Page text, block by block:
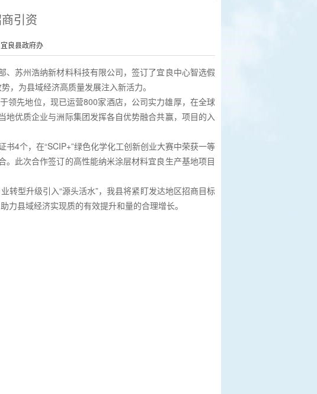
引资
良县政府办
苏州浩纳新材料科技有限公司，签订了宜良中心智选假
，为县域经济高质量发展注入新活力。
领先地位，现已运营800家酒店，公司实力雄厚，在全球
优质企业与洲际集团发挥各自优势融合共赢，项目的入
4个，在“SCIP+”绿色化学化工创新创业大赛中荣获一等
此次合作签订的高性能纳米涂层材料宜良生产基地项目
转型升级引入“源头活水”，我县将紧盯发达地区招商目标
力县域经济实现质的有效提升和量的合理增长。